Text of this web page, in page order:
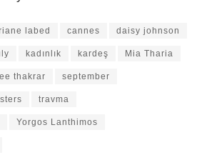
labed cannes daisy johnson
kadınlık kardeş Mia Tharia
thakrar september
travma
Yorgos Lanthimos